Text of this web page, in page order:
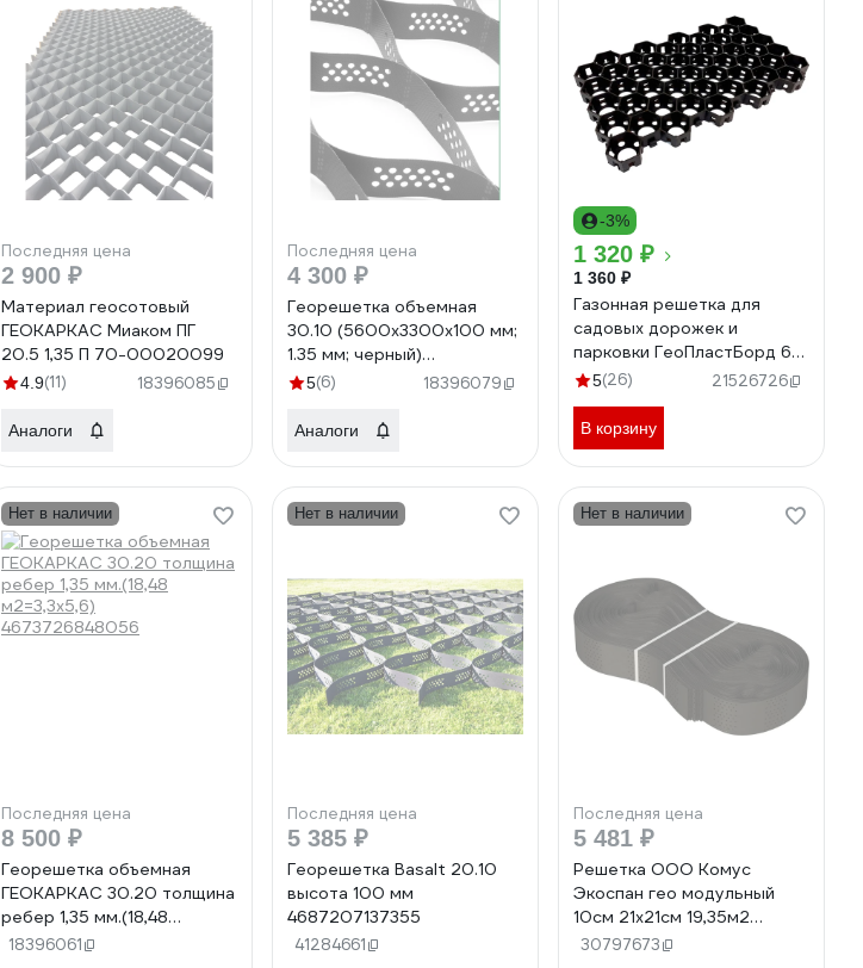
Последняя цена
2 900 ₽
Материал геосотовый
ГЕОКАРКАС Миаком ПГ
20.5 1,35 П 70-00020099
4.9(11) 18396085
Аналоги
Последняя цена
4 300 ₽
Георешетка объемная
30.10 (5600х3300х100 мм;
1.35 мм; черный)
ГЕОКАРКАС
5(6) 18396079
Аналоги
-3%
1 320 ₽
1 360 ₽
Газонная решетка для
садовых дорожек и
парковки ГеоПластБорд 6
штук черная
5(26) 21526726
В корзину
Нет в наличии
Последняя цена
8 500 ₽
Георешетка объемная
ГЕОКАРКАС 30.20 толщина
ребер 1,35 мм.(18,48
м2=3,3х5,6)
18396061
Нет в наличии
Последняя цена
5 385 ₽
Георешетка Basalt 20.10
высота 100 мм
4687207137355
41284661
Нет в наличии
Последняя цена
5 481 ₽
Решетка ООО Комус
Экоспан гео модульный
10см 21x21см 19,35м2
1767378
30797673